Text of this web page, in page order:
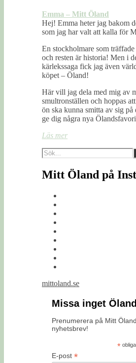
Emma – Mitt Öland
Hej! Emma heter jag bakom
som jag har valt att kalla för
En stockholmare som
och resten är historia! Men i
kärlekssaga fick jag även
köpet – Öland!
Här vill jag dela med mig av
smultronställen och hoppas
ön ska kunna smitta av sig på
ge dig några nya
Läs mer
Mitt Öland på
mittoland.se
Missa inget
Prenumerera på Mitt
nyhetsbrev!
*
E-post *